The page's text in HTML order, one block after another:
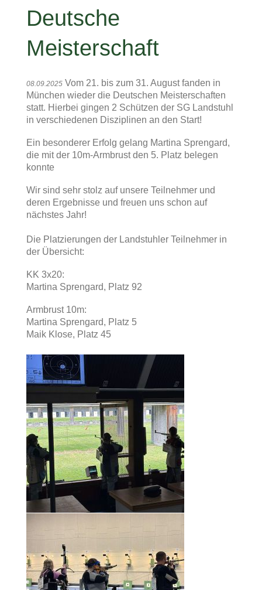
Deutsche
Meisterschaft
08.09.2025 Vom 21. bis zum 31. August fanden in
München wieder die Deutschen Meisterschaften
statt. Hierbei gingen 2 Schützen der SG Landstuhl
in verschiedenen Disziplinen an den Start!
Ein besonderer Erfolg gelang Martina Sprengard,
die mit der 10m-Armbrust den 5. Platz belegen
konnte
Wir sind sehr stolz auf unsere Teilnehmer und
deren Ergebnisse und freuen uns schon auf
nächstes Jahr!
Die Platzierungen der Landstuhler Teilnehmer in
der Übersicht:
KK 3x20:
Martina Sprengard, Platz 92
Armbrust 10m:
Martina Sprengard, Platz 5
Maik Klose, Platz 45